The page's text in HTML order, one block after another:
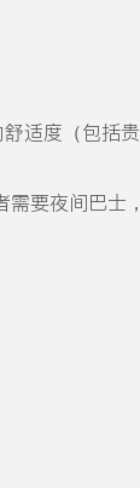
适度（包括贵
要夜间巴士，